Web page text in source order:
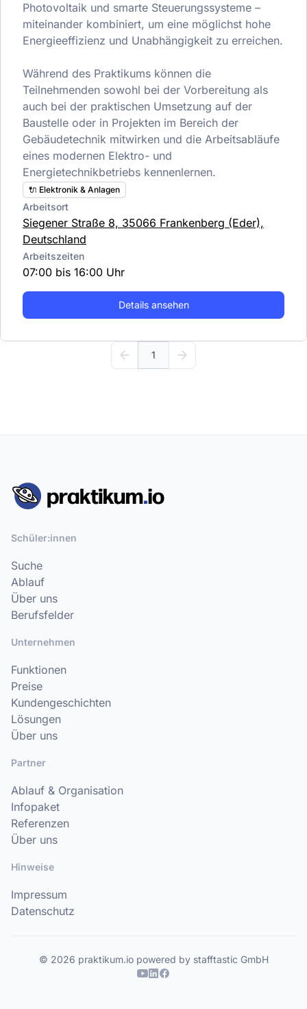
Photovoltaik und smarte Steuerungssysteme –
miteinander kombiniert, um eine möglichst hohe
Energieeffizienz und Unabhängigkeit zu erreichen.
Während des Praktikums können die
Teilnehmenden sowohl bei der Vorbereitung als
auch bei der praktischen Umsetzung auf der
Baustelle oder in Projekten im Bereich der
Gebäudetechnik mitwirken und die Arbeitsabläufe
eines modernen Elektro- und
Energietechnikbetriebs kennenlernen.
🔌 Elektronik & Anlagen
Arbeitsort
Siegener Straße 8, 35066 Frankenberg (Eder),
Deutschland
Arbeitszeiten
07:00 bis 16:00 Uhr
Details ansehen
1
Schüler:innen
Suche
Ablauf
Über uns
Berufsfelder
Unternehmen
Funktionen
Preise
Kundengeschichten
Lösungen
Über uns
Partner
Ablauf & Organisation
Infopaket
Referenzen
Über uns
Hinweise
Impressum
Datenschutz
© 2026 praktikum.io powered by stafftastic GmbH